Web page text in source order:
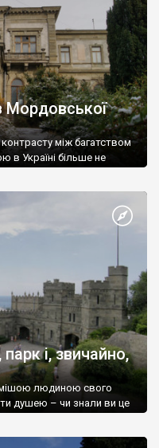
Мордовської
між багатством
в Україні більше не
і, звичайно,
людиною свого
душею – чи знали ви це